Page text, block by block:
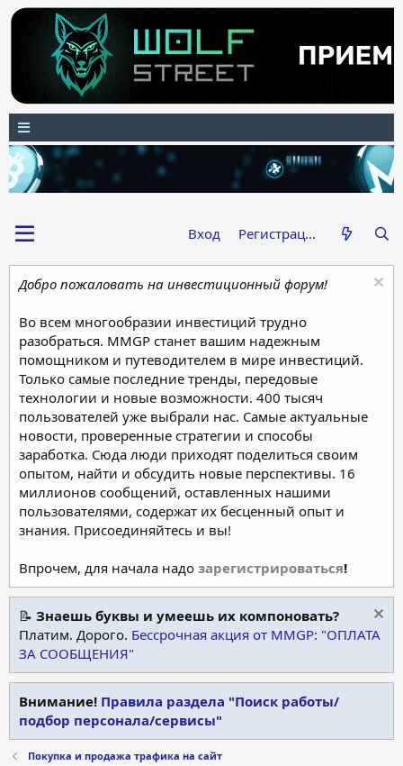
Вход Регистрация
Добро пожаловать на инвестиционный форум!
Во всем многообразии инвестиций трудно
разобраться. MMGP станет вашим надежным
помощником и путеводителем в мире инвестиций.
Только самые последние тренды, передовые
технологии и новые возможности. 400 тысяч
пользователей уже выбрали нас. Самые актуальные
новости, проверенные стратегии и способы
заработка. Сюда люди приходят поделиться своим
опытом, найти и обсудить новые перспективы. 16
миллионов сообщений, оставленных нашими
пользователями, содержат их бесценный опыт и
знания. Присоединяйтесь и вы!
Впрочем, для начала надо зарегистрироваться!
📝 Знаешь буквы и умеешь их компоновать?
Платим. Дорого. Бессрочная акция от MMGP: "ОПЛАТА
ЗА СООБЩЕНИЯ"
Внимание! Правила раздела "Поиск работы/
подбор персонала/сервисы"
Покупка и продажа трафика на сайт